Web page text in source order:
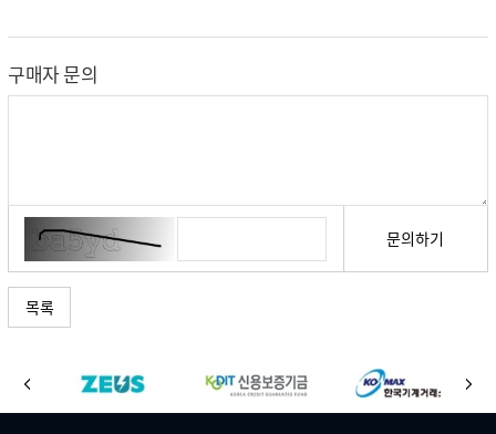
구매자 문의
문의하기
목록
로 이
전
다
음